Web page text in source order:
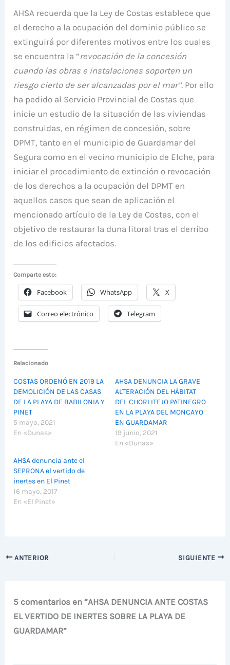
AHSA recuerda que la Ley de Costas establece que
el derecho a la ocupación del dominio público se
extinguirá por diferentes motivos entre los cuales
se encuentra la “revocación de la concesión
cuando las obras e instalaciones soporten un
riesgo cierto de ser alcanzadas por el mar”. Por ello
ha pedido al Servicio Provincial de Costas que
inicie un estudio de la situación de las viviendas
construidas, en régimen de concesión, sobre
DPMT, tanto en el municipio de Guardamar del
Segura como en el vecino municipio de Elche, para
iniciar el procedimiento de extinción o revocación
de los derechos a la ocupación del DPMT en
aquellos casos que sean de aplicación el
mencionado artículo de la Ley de Costas, con el
objetivo de restaurar la duna litoral tras el derribo
de los edificios afectados.
Comparte esto:
Facebook WhatsApp X
Correo electrónico Telegram
Relacionado
COSTAS ORDENÓ EN 2019 LA
DEMOLICIÓN DE LAS CASAS
DE LA PLAYA DE BABILONIA Y
PINET
5 mayo, 2021
En «Dunas»
AHSA DENUNCIA LA GRAVE
ALTERACIÓN DEL HÁBITAT
DEL CHORLITEJO PATINEGRO
EN LA PLAYA DEL MONCAYO
EN GUARDAMAR
19 junio, 2021
En «Dunas»
AHSA denuncia ante el
SEPRONA el vertido de
inertes en El Pinet
16 mayo, 2017
En «El Pinet»
ANTERIOR SIGUIENTE
5 comentarios en “AHSA DENUNCIA ANTE COSTAS
EL VERTIDO DE INERTES SOBRE LA PLAYA DE
GUARDAMAR”